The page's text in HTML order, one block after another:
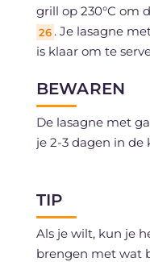
grill op 230°C om
26 . Je lasagne
is klaar om te
BEWAREN
De lasagne met
je 2-3 dagen in de
Het pistachepesto
koelkast bewaren
TIP
Als je wilt, kun je
brengen met wat